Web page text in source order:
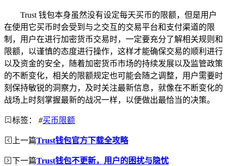
Trust 钱包本身虽然没有设定每天买币的限额，但是用户
在使用它买币时会受到与之交互的交易平台和支付渠道的限
制，用户在进行加密货币交易时，一定要充分了解相关规则和
限额，以谨慎的态度进行操作，这样才能确保交易的顺利进行
以及资金的安全，随着加密货币市场的持续发展以及监管政策
的不断变化，相关的限额规定也可能会随之调整，用户需要时
刻保持敏锐的洞察力，及时关注最新信息，就像在不断变化的
战场上时刻掌握最新的战况一样，以便做出最恰当的决策。
标签： #买币限额
上一篇Trust钱包官方下载全攻略
下一篇Trust钱包不更新，用户的困扰与隐忧